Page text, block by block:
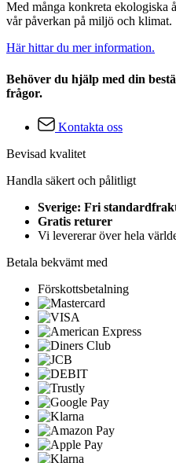
Med många konkreta ekologiska
vår påverkan på miljö och klimat.
Här hittar du mer information.
Behöver du hjälp med din
frågor.
Kontakta oss
Bevisad kvalitet
Handla säkert och pålitligt
Sverige: Fri
Gratis returer
Vi levererar över hela
Betala bekvämt med
Förskottsbetalning